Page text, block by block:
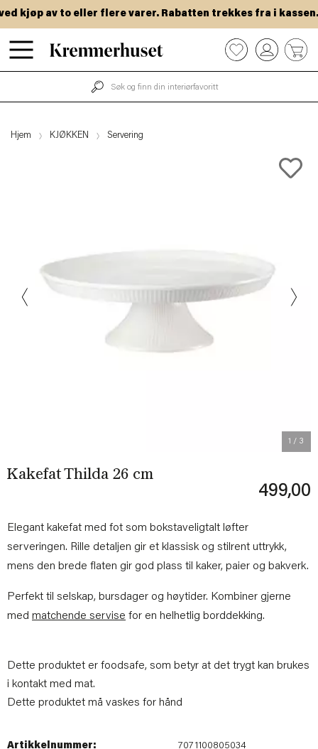
Hopp
til
kjøp av to eller flere varer. Rabatten trekkes fra i kassen.
0
Hjem KJØKKEN Servering
1 / 3
Kakefat Thilda 26 cm
499,00
Elegant kakefat med fot som bokstaveligtalt løfter
serveringen. Rille detaljen gir et klassisk og stilrent uttrykk,
mens den brede flaten gir god plass til kaker, paier og bakverk.
Perfekt til selskap, bursdager og høytider. Kombiner gjerne
med matchende servise for en helhetlig borddekking.
Dette produktet er foodsafe, som betyr at det trygt kan brukes
i kontakt med mat.
Dette produktet må vaskes for hånd
Artikkelnummer:
7071100805034